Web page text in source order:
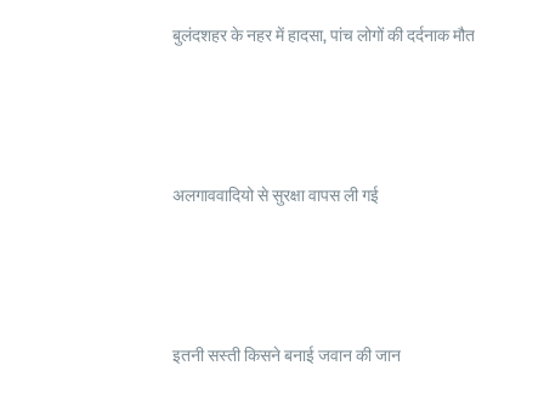
बुलंदशहर के नहर में हादसा, पांच लोगों की दर्दनाक मौत
अलगाववादियो से सुरक्षा वापस ली गई
इतनी सस्ती किसने बनाई जवान की जान